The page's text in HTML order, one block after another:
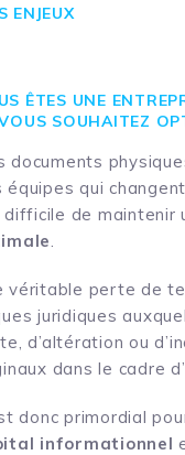
ENJEUX
ÊTES UNE
SOUHAITEZ
documents
équipes qui
de maintenir
.
véritable perte de
juridiques
d’altération ou
dans le cadre
donc primordial
informationnel